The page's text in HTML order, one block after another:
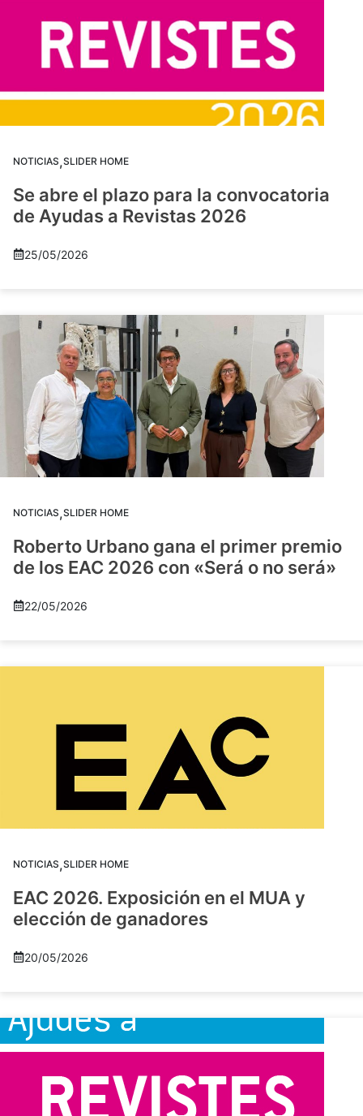
NOTICIAS,SLIDER HOME
Se abre el plazo para la convocatoria
de Ayudas a Revistas 2026
25/05/2026
NOTICIAS,SLIDER HOME
Roberto Urbano gana el primer premio
de los EAC 2026 con «Será o no será»
22/05/2026
NOTICIAS,SLIDER HOME
EAC 2026. Exposición en el MUA y
elección de ganadores
20/05/2026